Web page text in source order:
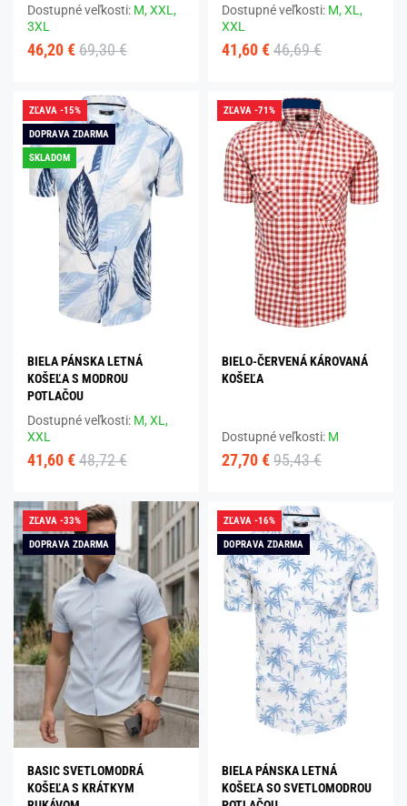
Dostupné veľkosti: M,XXL,
3XL
46,20 € 69,30 €
Dostupné veľkosti: M,XL,
XXL
41,60 € 46,69 €
ZĽAVA -15%
DOPRAVA ZDARMA
SKLADOM
BIELA PÁNSKA LETNÁ
KOŠEĽA S MODROU
POTLAČOU
Dostupné veľkosti: M,XL,
XXL
41,60 € 48,72 €
ZĽAVA -71%
BIELO-ČERVENÁ KÁROVANÁ
KOŠEĽA
Dostupné veľkosti: M
27,70 € 95,43 €
ZĽAVA -33%
DOPRAVA ZDARMA
BASIC SVETLOMODRÁ
KOŠEĽA S KRÁTKYM
ZĽAVA -16%
DOPRAVA ZDARMA
BIELA PÁNSKA LETNÁ
KOŠEĽA SO SVETLOMODROU